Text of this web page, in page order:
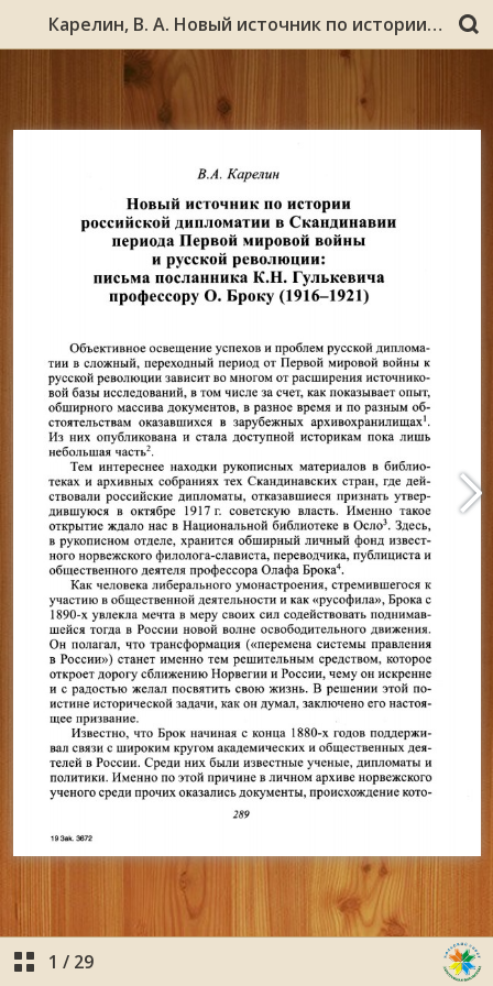
Карелин, В. А. Новый источник по истории российской дипломатии в Скандинавии Периода Первой мировой войны и русской революции: письма посланника К.Н. Гулькевича профессору О. Броку (1916–1921) / В. А. Карелин // Северная Европа: проблемы истории / Ин-т всеобщей истории. - Москва, 1982. - Вып. 8. - С. 135-155.
1 / 29